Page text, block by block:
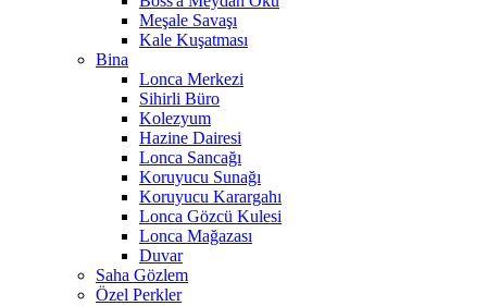
Meşale Savaşı
Kale Kuşatması
Bina
Lonca Merkezi
Sihirli Büro
Kolezyum
Hazine Dairesi
Lonca Sancağı
Koruyucu Sunağı
Koruyucu Karargahı
Lonca Gözcü Kulesi
Lonca Mağazası
Duvar
Saha Gözlem
Özel Perkler